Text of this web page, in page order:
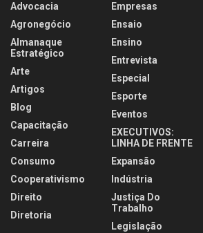
Advocacia
Agronegócio
Almanaque
Estratégico
Arte
Artigos
Blog
Capacitação
Carreira
Consumo
Cooperativismo
Direito
Diretoria
Empresas
Ensaio
Ensino
Entrevista
Especial
Esporte
Eventos
EXECUTIVOS:
LINHA DE FRENTE
Expansão
Indústria
Justiça Do
Trabalho
Legislação